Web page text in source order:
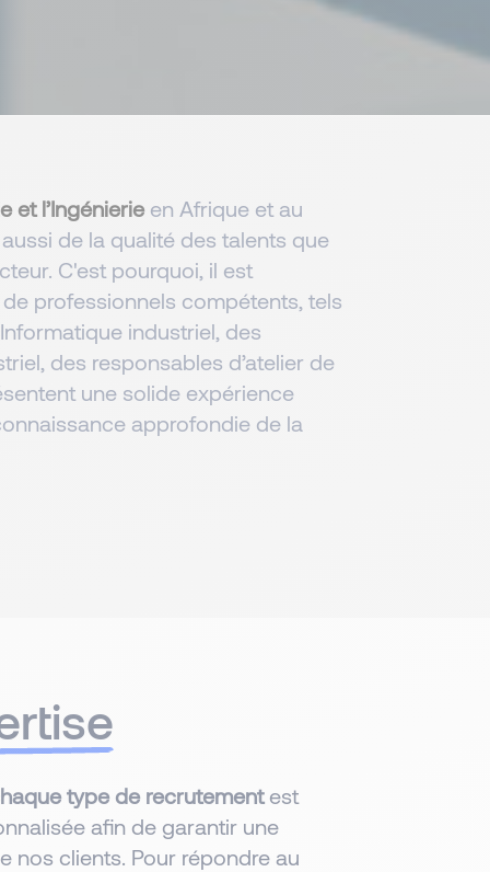
et l’Ingénierieen Afrique et au
de la qualité des talents que
C'est pourquoi, il est
professionnels compétents, tels
industriel, des
des responsables d’atelier de
une solide expérience
approfondie de la
type de recrutementest
afin de garantir une
nos clients. Pour répondre au